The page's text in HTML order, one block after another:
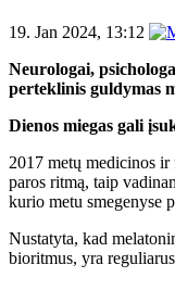
19. Jan 2024, 13:12
Neurologai,
perteklinis guldymas
Dienos miegas gali
2017 metų medicinos
paros ritmą, taip
kurio metu smegenyse
Nustatyta, kad
bioritmus, yra